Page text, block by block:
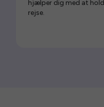
hjælper dig med at
rejse.